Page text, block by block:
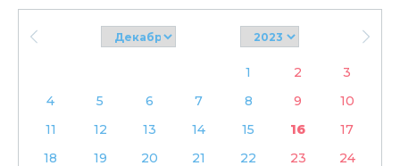
1 2
3
4
5 6 7 8 9
10
11
12 13 14 15 16
17
18
19 20 21 22 23
24